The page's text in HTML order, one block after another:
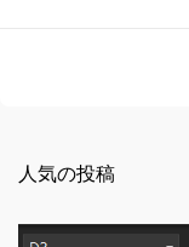
人気の投稿